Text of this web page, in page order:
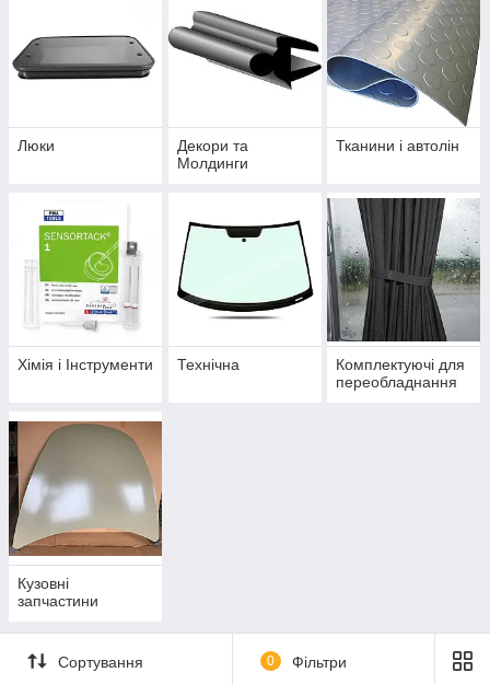
Люки
Декори та
Молдинги
Тканини і автолін
Хімія і Інструменти Технічна
Комплектуючі для
переобладнання
Кузовні
запчастини
Сортування 0 Фільтри